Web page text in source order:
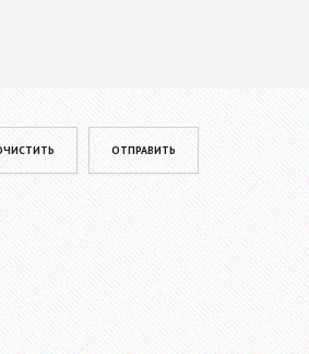
leave this field empty.